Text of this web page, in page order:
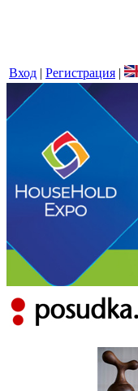
Вход | Регистрация |